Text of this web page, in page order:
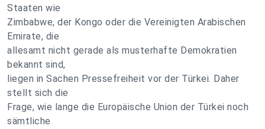
Staaten wie
Zimbabwe, der Kongo oder die Vereinigten Arabischen
Emirate, die
allesamt nicht gerade als musterhafte Demokratien
bekannt sind,
liegen in Sachen Pressefreiheit vor der Türkei. Daher
stellt sich die
Frage, wie lange die Europäische Union der Türkei noch
sämtliche